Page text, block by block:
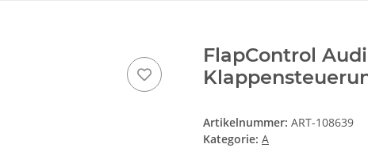
FlapControl
Artikelnummer: ART-108639
Kategorie: A